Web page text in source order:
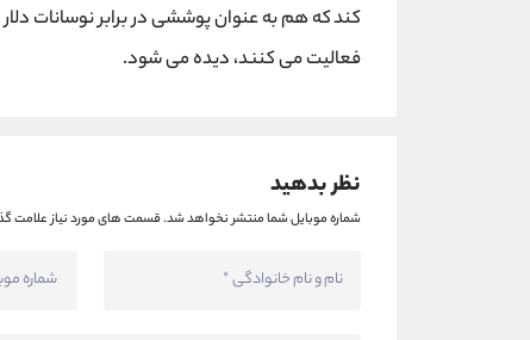
کند که هم به عنوان پوششی در برابر نوسانات
فعالیت می کنند، دیده می شود.
نظر بدهید
شماره موبایل شما منتشر نخواهد شد.قسمت های مورد نیاز علامت